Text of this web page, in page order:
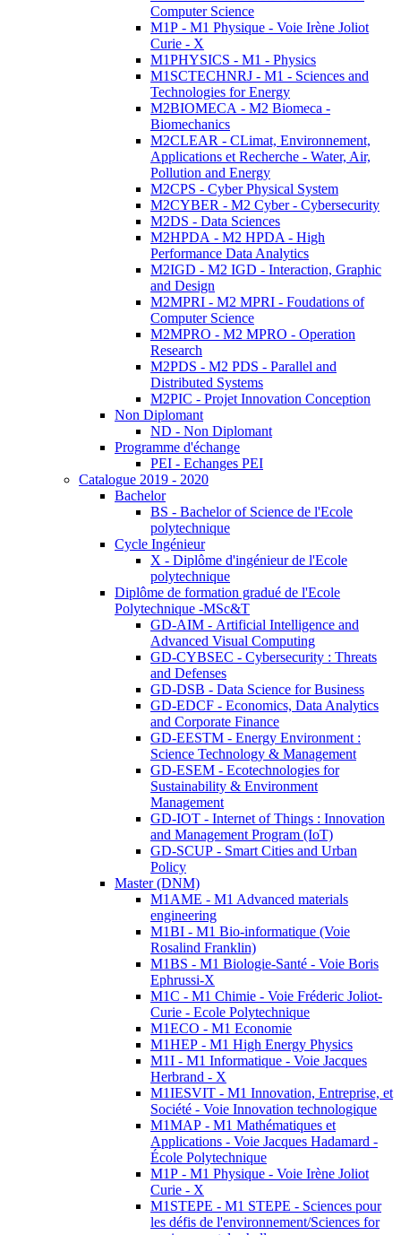
Computer Science
M1P - M1 Physique - Voie Irène Joliot
Curie - X
M1PHYSICS - M1 - Physics
M1SCTECHNRJ - M1 - Sciences and
Technologies for Energy
M2BIOMECA - M2 Biomeca -
Biomechanics
M2CLEAR - CLimat, Environnement,
Applications et Recherche - Water, Air,
Pollution and Energy
M2CPS - Cyber Physical System
M2CYBER - M2 Cyber - Cybersecurity
M2DS - Data Sciences
M2HPDA - M2 HPDA - High
Performance Data Analytics
M2IGD - M2 IGD - Interaction, Graphic
and Design
M2MPRI - M2 MPRI - Foudations of
Computer Science
M2MPRO - M2 MPRO - Operation
Research
M2PDS - M2 PDS - Parallel and
Distributed Systems
M2PIC - Projet Innovation Conception
Non Diplomant
ND - Non Diplomant
Programme d'échange
PEI - Echanges PEI
Catalogue 2019 - 2020
Bachelor
BS - Bachelor of Science de l'Ecole
polytechnique
Cycle Ingénieur
X - Diplôme d'ingénieur de l'Ecole
polytechnique
Diplôme de formation gradué de l'Ecole
Polytechnique -MSc&T
GD-AIM - Artificial Intelligence and
Advanced Visual Computing
GD-CYBSEC - Cybersecurity : Threats
and Defenses
GD-DSB - Data Science for Business
GD-EDCF - Economics, Data Analytics
and Corporate Finance
GD-EESTM - Energy Environment :
Science Technology & Management
GD-ESEM - Ecotechnologies for
Sustainability & Environment
Management
GD-IOT - Internet of Things : Innovation
and Management Program (IoT)
GD-SCUP - Smart Cities and Urban
Policy
Master (DNM)
M1AME - M1 Advanced materials
engineering
M1BI - M1 Bio-informatique (Voie
Rosalind Franklin)
M1BS - M1 Biologie-Santé - Voie Boris
Ephrussi-X
M1C - M1 Chimie - Voie Fréderic Joliot-
Curie - Ecole Polytechnique
M1ECO - M1 Economie
M1HEP - M1 High Energy Physics
M1I - M1 Informatique - Voie Jacques
Herbrand - X
M1IESVIT - M1 Innovation, Entreprise, et
Société - Voie Innovation technologique
M1MAP - M1 Mathématiques et
Applications - Voie Jacques Hadamard -
École Polytechnique
M1P - M1 Physique - Voie Irène Joliot
Curie - X
M1STEPE - M1 STEPE - Sciences pour
les défis de l'environnement/Sciences for